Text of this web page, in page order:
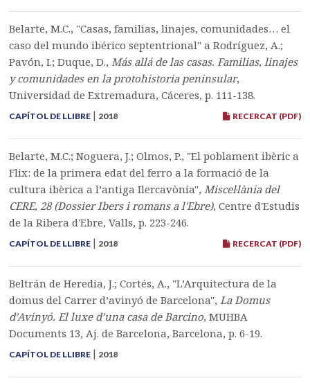
Belarte, M.C., "Casas, familias, linajes, comunidades… el
caso del mundo ibérico septentrional" a Rodríguez, A.;
Pavón, I.; Duque, D.,Más allá de las casas. Familias, linajes
y comunidades en la protohistoria peninsular,
Universidad de Extremadura, Cáceres, p. 111-138.
RECERCAT (PDF)
CAPÍTOL DE LLIBRE | 2018
Belarte, M.C.; Noguera, J.; Olmos, P., "El poblament ibèric a
Flix: de la primera edat del ferro a la formació de la
cultura ibèrica a l’antiga Ilercavònia",Miscel·lània del
CERE, 28 (Dossier Ibers i romans a l'Ebre), Centre d'Estudis
de la Ribera d'Ebre, Valls, p. 223-246.
RECERCAT (PDF)
CAPÍTOL DE LLIBRE | 2018
Beltrán de Heredia, J.; Cortés, A., "L’Arquitectura de la
domus del Carrer d’avinyó de Barcelona",La Domus
d’Avinyó. El luxe d’una casa de Barcino, MUHBA
Documents 13, Aj. de Barcelona, Barcelona, p. 6-19.
CAPÍTOL DE LLIBRE | 2018